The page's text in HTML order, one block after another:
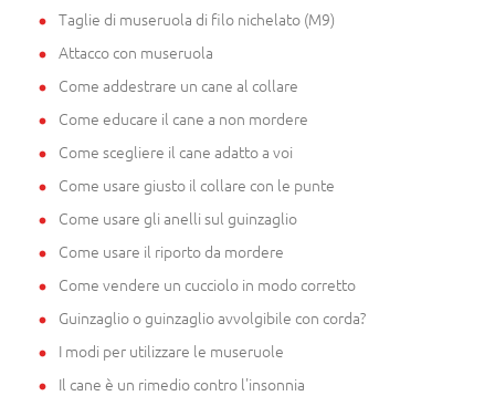
Taglie di museruola di filo nichelato (M9)
Attacco con museruola
Come addestrare un cane al collare
Come educare il cane a non mordere
Come scegliere il cane adatto a voi
Come usare giusto il collare con le punte
Come usare gli anelli sul guinzaglio
Come usare il riporto da mordere
Come vendere un cucciolo in modo corretto
Guinzaglio o guinzaglio avvolgibile con corda?
I modi per utilizzare le museruole
Il cane è un rimedio contro l'insonnia